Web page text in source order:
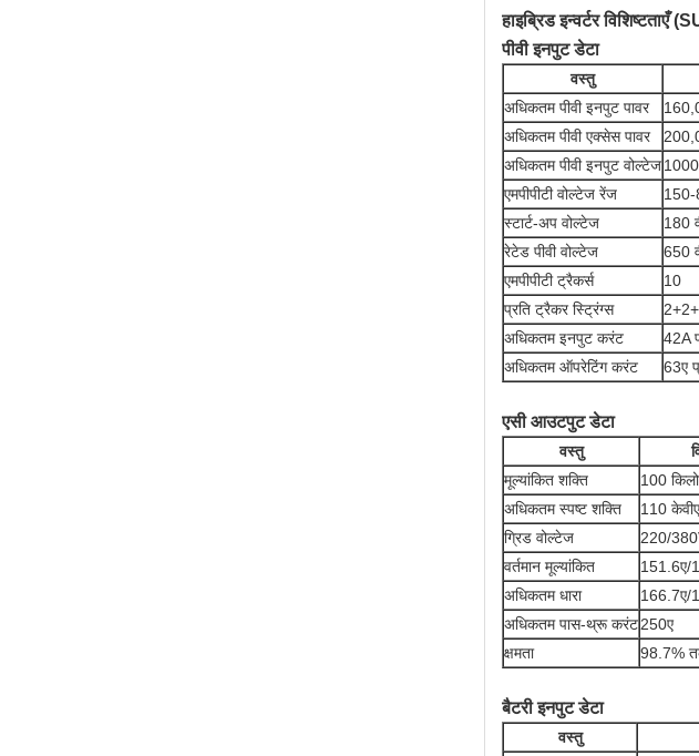
हाइब्रिड इन्वर्टर
पीवी इनपुट डेटा
वस्तु
अधिकतम पीवी इनपुट पावर
अधिकतम पीवी एक्सेस पावर
अधिकतम पीवी इनपुट वोल्टेज1000
एमपीपीटी वोल्टेज रेंज
150-
स्टार्ट-अप वोल्टेज
180
रेटेड पीवी वोल्टेज
650
एमपीपीटी ट्रैकर्स
10
प्रति ट्रैकर स्ट्रिंग्स
अधिकतम इनपुट करंट
42A
अधिकतम ऑपरेटिंग करंट
63ए
एसी आउटपुट डेटा
वस्तु
मूल्यांकित शक्ति
100
अधिकतम स्पष्ट शक्ति
110 केवीए
ग्रिड वोल्टेज
220/
वर्तमान मूल्यांकित
151.6ए/
अधिकतम धारा
166.7ए/
अधिकतम पास-थ्रू करंट250ए
क्षमता
98.7%
बैटरी इनपुट डेटा
वस्तु